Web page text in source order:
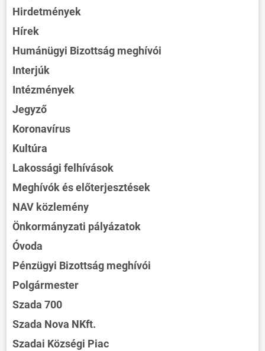
Hirdetmények
Hírek
Humánügyi Bizottság meghívói
Interjúk
Intézmények
Jegyző
Koronavírus
Kultúra
Lakossági felhívások
Meghívók és előterjesztések
NAV közlemény
Önkormányzati pályázatok
Óvoda
Pénzügyi Bizottság meghívói
Polgármester
Szada 700
Szada Nova NKft.
Szadai Községi Piac